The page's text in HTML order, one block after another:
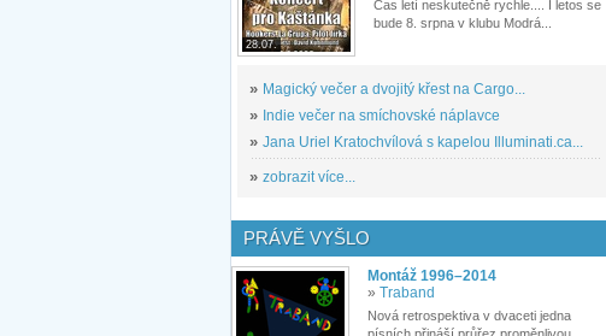
28.07.
Čas letí neskutečně rychle.... I letos se
bude 8. srpna v klubu Modrá...
» Magický večer a dvojitý křest na Cargo...
» Indie večer na smíchovské náplavce
» Jana Uriel Kratochvílová s kapelou Illuminati.ca...
» zobrazit více...
PRÁVĚ VYŠLO
Montáž 1996–2014
» Traband
Nová retrospektiva v dvaceti jedna
písních přináší průřez proměnlivou...